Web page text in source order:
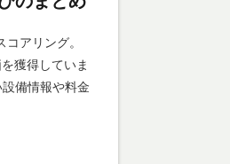
アリング。
獲得していま
備情報や料金